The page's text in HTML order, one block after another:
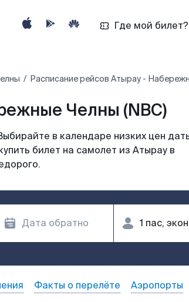
Где мой билет?
Расписание рейсов Атырау -
Челны (NBC)
в календаре низких цен
билет на самолет из Атырау в
Факты о перелёте Аэропорты